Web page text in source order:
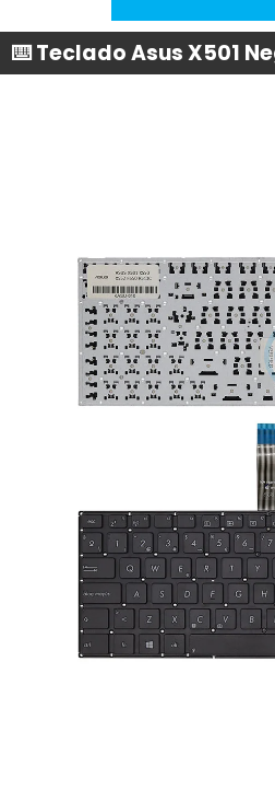
⌨️ Teclado Asus X501